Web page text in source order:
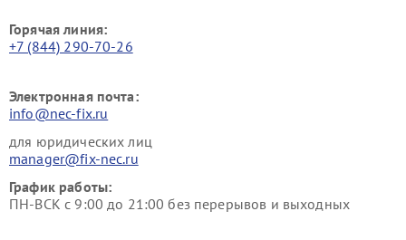
Горячая линия:
+7 (844) 290-70-26
Электронная почта:
info@nec-fix.ru
для юридических лиц
manager@fix-nec.ru
График работы:
ПН-ВСК с 9:00 до 21:00 без перерывов и выходных